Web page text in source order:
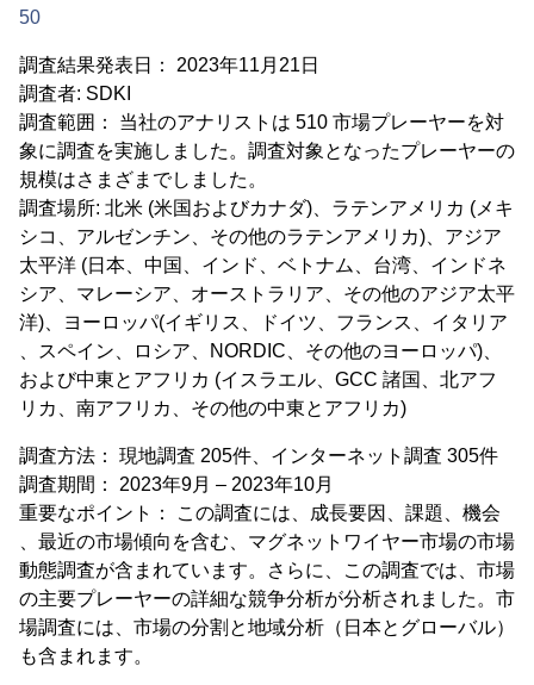
50
調査結果発表日： 2023年11月21日
調査者: SDKI
調査範囲： 当社のアナリストは 510 市場プレーヤーを対
象に調査を実施しました。調査対象となったプレーヤーの
規模はさまざまでしました。
調査場所: 北米 (米国およびカナダ)、ラテンアメリカ (メキ
シコ、アルゼンチン、その他のラテンアメリカ)、アジア
太平洋 (日本、中国、インド、ベトナム、台湾、インドネ
シア、マレーシア、オーストラリア、その他のアジア太平
洋)、ヨーロッパ(イギリス、ドイツ、フランス、イタリア
、スペイン、ロシア、NORDIC、その他のヨーロッパ)、
および中東とアフリカ (イスラエル、GCC 諸国、北アフ
リカ、南アフリカ、その他の中東とアフリカ)
調査方法： 現地調査 205件、インターネット調査 305件
調査期間： 2023年9月 – 2023年10月
重要なポイント： この調査には、成長要因、課題、機会
、最近の市場傾向を含む、マグネットワイヤー市場の市場
動態調査が含まれています。さらに、この調査では、市場
の主要プレーヤーの詳細な競争分析が分析されました。市
場調査には、市場の分割と地域分析（日本とグローバル）
も含まれます。